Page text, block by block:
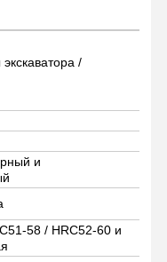
Новости
/
и
58 / HRC52-60 и